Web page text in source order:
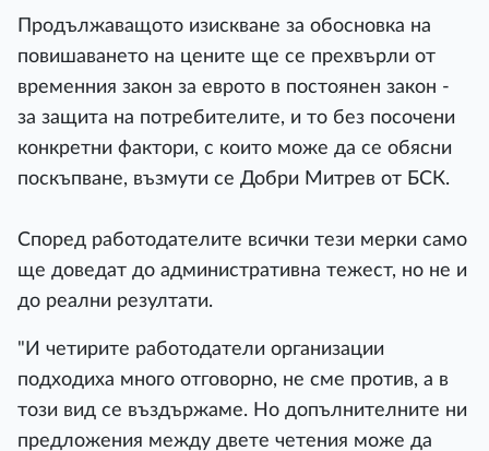
Продължаващото изискване за обосновка на
повишаването на цените ще ce прехвърли от
временния закон за еврото в постоянен закон -
за защита на потребителите, и то без посочени
конкретни фактори, с които може да се обясни
поскъпване, възмути се Добри Митрев от БСК.
Според работодателите всички тези мерки само
ще доведат до административна тежест, но не и
до реални резултати.
"И четирите работодатели организации
подходиха много отговорно, не сме против, а в
този вид се въздържаме. Но допълнителните ни
предложения между двете четения може да